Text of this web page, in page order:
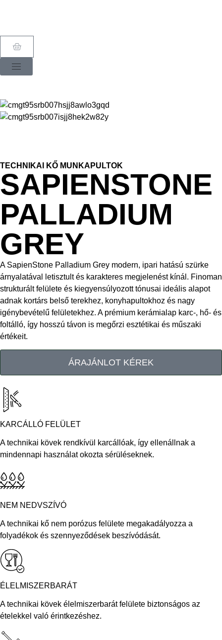
TECHNIKAI KŐ MUNKAPULTOK
SAPIENSTONE
PALLADIUM
GREY
A SapienStone Palladium Grey modern, ipari hatású szürke
árnyalatával letisztult és karakteres megjelenést kínál. Finoman
strukturált felülete és kiegyensúlyozott tónusai ideális alapot
adnak kortárs belső terekhez, konyhapultokhoz és nagy
igénybevételű felületekhez. A prémium kerámialap karc-, hő- és
foltálló, így hosszú távon is megőrzi esztétikai és műszaki
értékeit.
ÁRAJÁNLOT KÉREK
KARCÁLLÓ FELÜLET
A technikai kövek rendkívül karcállóak, így ellenállnak a
mindennapi használat okozta sérüléseknek.
NEM NEDVSZÍVÓ
A technikai kő nem porózus felülete megakadályozza a
folyadékok és szennyeződések beszívódását.
ÉLELMISZERBARÁT
A technikai kövek élelmiszerbarát felülete biztonságos az
ételekkel való érintkezéshez.